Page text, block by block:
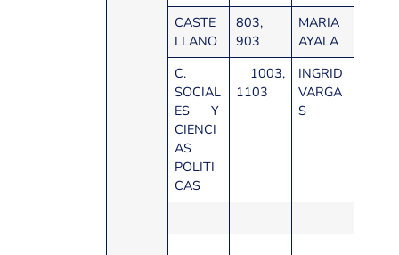
CASTE
LLANO
803,
903
MARIA
AYALA
C.
SOCIAL
ES Y
CIENCI
AS
POLITI
CAS
1003,
1103
INGRID
VARGA
S